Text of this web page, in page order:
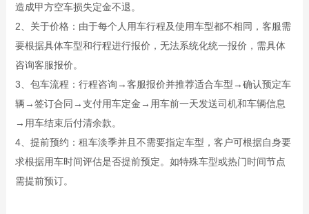
造成甲方空车损失定金不退。
2、关于价格：由于每个人用车行程及使用车型都不相同，客服需
要根据具体车型和行程进行报价，无法系统化统一报价，需具体
咨询客服报价。
3、包车流程：行程咨询→客服报价并推荐适合车型→确认预定车
辆→签订合同→支付用车定金→用车前一天发送司机和车辆信息
→用车结束后付清余款。
4、提前预约：租车淡季并且不需要指定车型，客户可根据自身要
求根据用车时间评估是否提前预定。如特殊车型或热门时间节点
需提前预订。